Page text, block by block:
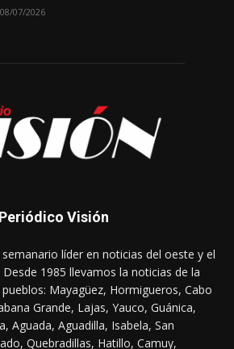
08/07/2026
Periódico Visión
líder en noticias del oeste y el
1985 llevamos la noticias de la
Mayagüez, Hormigueros, Cabo
Grande, Lajas, Yauco, Guánica,
Aguada, Aguadilla, Isabela, San
Quebradillas, Hatillo, Camuy,